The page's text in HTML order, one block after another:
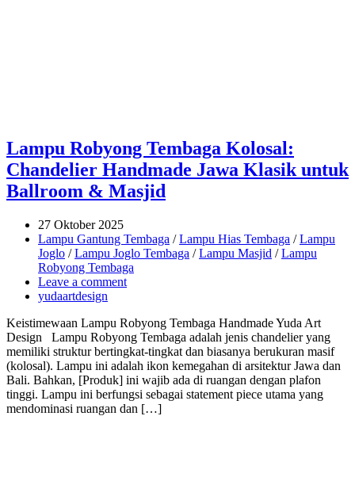
Lampu Robyong Tembaga Kolosal:
Chandelier Handmade Jawa Klasik untuk
Ballroom & Masjid
27 Oktober 2025
Lampu Gantung Tembaga /Lampu Hias Tembaga /Lampu
Joglo /Lampu Joglo Tembaga /Lampu Masjid /Lampu
Robyong Tembaga
Leave a comment
yudaartdesign
Keistimewaan Lampu Robyong Tembaga Handmade Yuda Art
Design Lampu Robyong Tembaga adalah jenis chandelier yang
memiliki struktur bertingkat-tingkat dan biasanya berukuran masif
(kolosal). Lampu ini adalah ikon kemegahan di arsitektur Jawa dan
Bali. Bahkan, [Produk] ini wajib ada di ruangan dengan plafon
tinggi. Lampu ini berfungsi sebagai statement piece utama yang
mendominasi ruangan dan […]